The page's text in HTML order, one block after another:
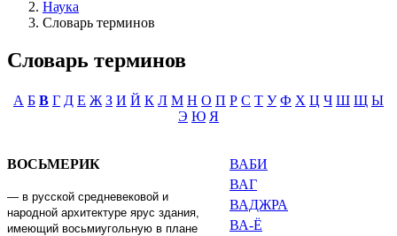
Наука
Словарь терминов
Словарь терминов
А Б В Г Д Е Ж З И Й К Л М Н О П Р С Т У Ф Х Ц Ч Ш Щ Ы
Э Ю Я
ВОСЬМЕРИК
— в русской средне­вековой и
народной архитектуре ярус здания,
имеющий восьмиугольную в плане
ВАБИ
ВАГ
ВАДЖРА
ВА-Ё